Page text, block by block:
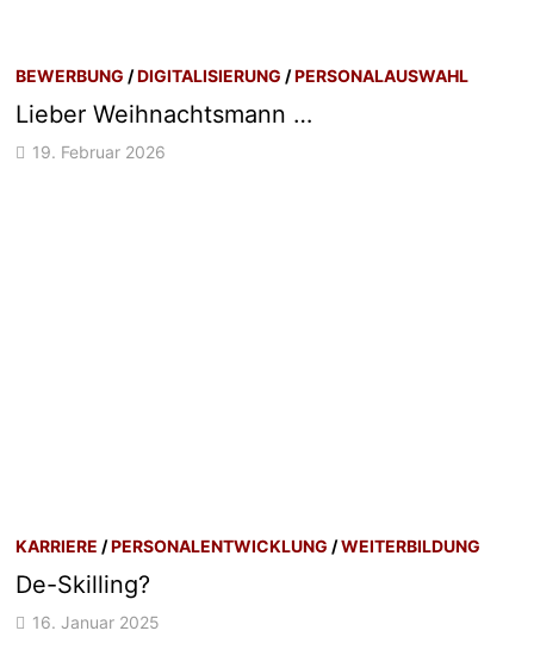
BEWERBUNG /DIGITALISIERUNG /PERSONALAUSWAHL
Lieber Weihnachtsmann …
19. Februar 2026
KARRIERE /PERSONALENTWICKLUNG /WEITERBILDUNG
De-Skilling?
16. Januar 2025